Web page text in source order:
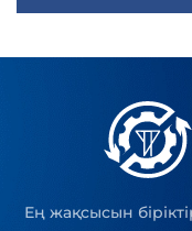
Ең жақсысын